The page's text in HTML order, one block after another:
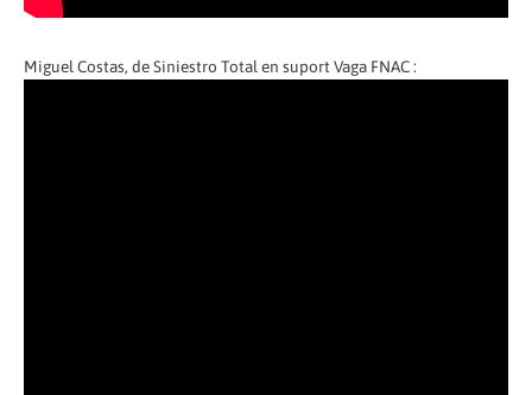
Miguel Costas, de Siniestro Total en suport Vaga FNAC :